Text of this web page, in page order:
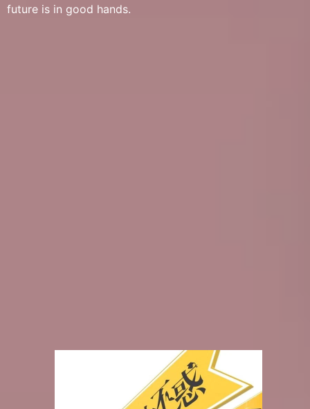
future is in good hands.